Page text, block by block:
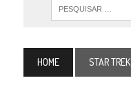
HOME STAR TREK